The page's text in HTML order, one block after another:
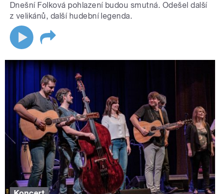
Dnešní Folková pohlazení budou smutná. Odešel další
z velikánů, další hudební legenda.